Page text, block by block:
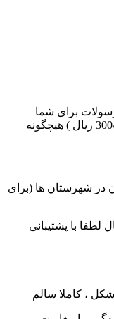
برای شما
عزیزان در تهران ( برای خرید بالای 300/000/000 ریال ) هیچگونه
در شهرستان ها (برای
برای خرید زیر 300/000/000 ریال لطفا با پشتیبانی
، کاملا سالم